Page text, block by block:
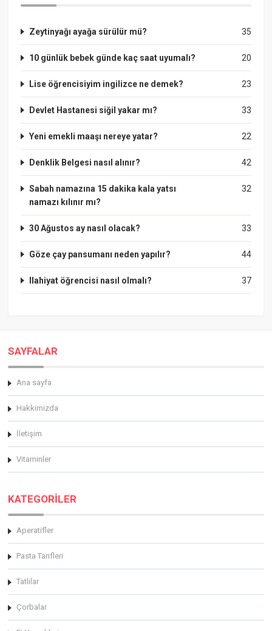
35
Zeytinyağı ayağa sürülür mü?
20
10 günlük bebek günde kaç saat uyumalı?
23
Lise öğrencisiyim ingilizce ne demek?
33
Devlet Hastanesi siğil yakar mı?
22
Yeni emekli maaşı nereye yatar?
42
Denklik Belgesi nasıl alınır?
32
Sabah namazına 15 dakika kala yatsı
namazı kılınır mı?
33
30 Ağustos ay nasıl olacak?
44
Göze çay pansumanı neden yapılır?
37
Ilahiyat öğrencisi nasıl olmalı?
SAYFALAR
Ana sayfa
Hakkimizda
İletişim
Vitaminler
KATEGORİLER
Aperatifler
Pasta Tarifleri
Tatlılar
Çorbalar